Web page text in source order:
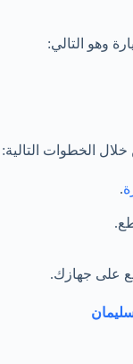
وهو التالي:
الخطوات التالية:
.
على جهازك.